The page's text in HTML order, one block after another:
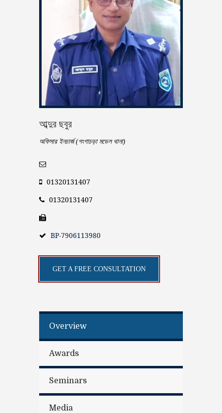
আব্দুর ছবুর
অফিসার ইনচার্জ (গংগাচড়া মডেল থানা)
01320131407
01320131407
BP-7906113980
GET A FREE CONSULTATION
Overview
Awards
Seminars
Media